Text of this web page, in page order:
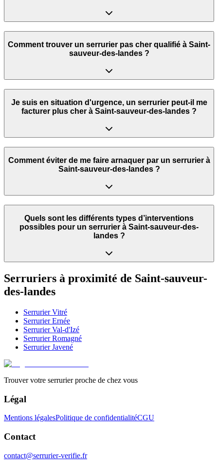
Comment trouver un serrurier pas cher qualifié à Saint-
sauveur-des-landes ?
Je suis en situation d'urgence, un serrurier peut‑il me
facturer plus cher à Saint-sauveur-des-landes ?
Comment éviter de me faire arnaquer par un serrurier à
Saint-sauveur-des-landes ?
Quels sont les différents types d’interventions
possibles pour un serrurier à Saint-sauveur-des-
landes ?
Serruriers à proximité de Saint-sauveur-
des-landes
SerrurierVitré
SerrurierErnée
SerrurierVal-d'Izé
SerrurierRomagné
SerrurierJavené
Trouver votre serrurier proche de chez vous
Légal
Mentions légalesPolitique de confidentialitéCGU
Contact
contact@serrurier-verifie.fr